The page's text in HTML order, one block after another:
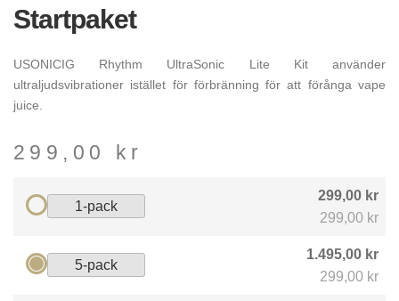
Startpaket
USONICIG Rhythm UltraSonic Lite Kit använder
ultraljudsvibrationer istället för förbränning för att förånga vape
juice.
299,00 kr
1-pack
299,00 kr
299,00 kr
5-pack
1.495,00 kr
299,00 kr